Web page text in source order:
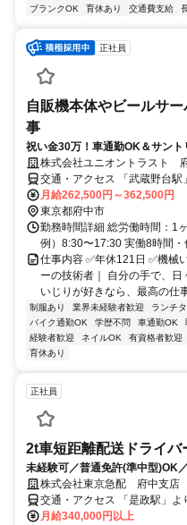
ブランクOK
育休あり 交通費支給
正社員
自販機本体やビールサ
事
祝い金30万！車通勤OK＆サント
株式会社ユニオントラスト
交通・アクセス 「武蔵野台駅
月給262,500円～362,500円
東京都府中市
勤務時間詳細 総労働時間：1
例）8:30〜17:30 実働8時間・
仕事内容 ✅年休121日 ✅機械
ーの技術者｜ 自分の手で、日
いじりが好きなら、最高の仕
制服あり 業界未経験者歓迎 ランチ
バイク通勤OK
学歴不問 車通勤OK
経験者歓迎
ネイルOK 有資格者歓迎
育休あり
正社員
2t車短距離配送ドライバ
未経験可／普通免許(準中型)OK
株式会社東京急配 府中支店
交通・アクセス 「是政駅」よ
月給340,000円以上